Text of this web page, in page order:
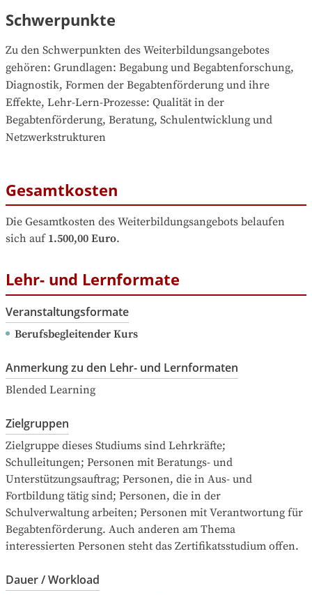
Schwerpunkte
Zu den Schwerpunkten des Weiterbildungsangebotes
gehören: Grundlagen: Begabung und Begabtenforschung,
Diagnostik, Formen der Begabtenförderung und ihre
Effekte, Lehr-Lern-Prozesse: Qualität in der
Begabtenförderung, Beratung, Schulentwicklung und
Netzwerkstrukturen
Gesamtkosten
Die Gesamtkosten des Weiterbildungsangebots belaufen
sich auf 1.500,00 Euro.
Lehr- und Lernformate
Veranstaltungsformate
Berufsbegleitender Kurs
Anmerkung zu den Lehr- und Lernformaten
Blended Learning
Zielgruppen
Zielgruppe dieses Studiums sind Lehrkräfte;
Schulleitungen; Personen mit Beratungs- und
Unterstützungsauftrag; Personen, die in Aus- und
Fortbildung tätig sind; Personen, die in der
Schulverwaltung arbeiten; Personen mit Verantwortung für
Begabtenförderung. Auch anderen am Thema
interessierten Personen steht das Zertifikatsstudium offen.
Dauer / Workload